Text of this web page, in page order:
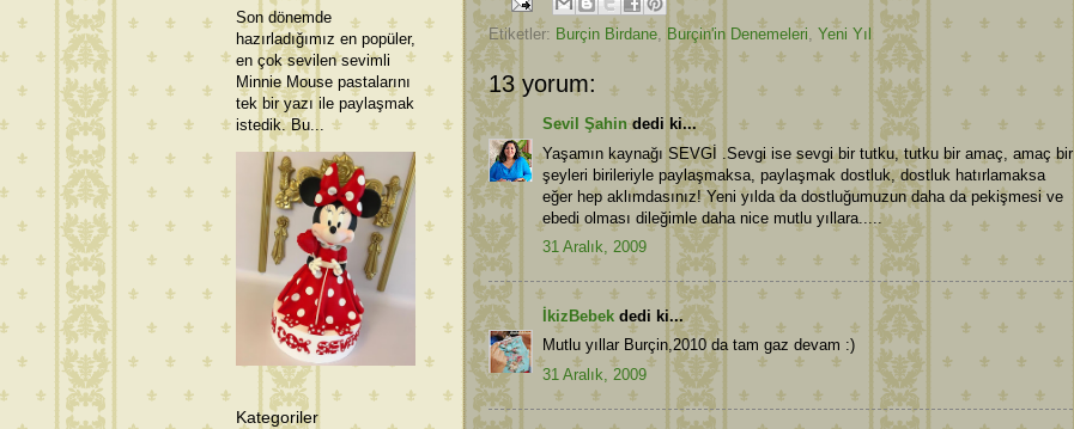
Etiketler: Burçin Birdane, Burçin'in Denemeleri, Yeni Yıl
13 yorum:
Sevil Şahindedi ki...
Yaşamın kaynağı SEVGİ .Sevgi ise sevgi bir tutku, tutku bir amaç, amaç bir
şeyleri birileriyle paylaşmaksa, paylaşmak dostluk, dostluk hatırlamaksa
eğer hep aklımdasınız! Yeni yılda da dostluğumuzun daha da pekişmesi ve
ebedi olması dileğimle daha nice mutlu yıllara.....
31 Aralık, 2009
İkizBebek dedi ki...
Mutlu yıllar Burçin,2010 da tam gaz devam :)
31 Aralık, 2009
Son dönemde
hazırladığımız en popüler,
en çok sevilen sevimli
Minnie Mouse pastalarını
tek bir yazı ile paylaşmak
istedik. Bu...
Kategoriler